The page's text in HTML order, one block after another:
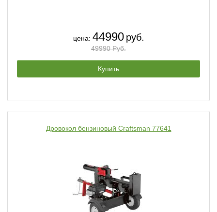
цена: 44990 руб.
49990 Руб.
Купить
Дровокол бензиновый Craftsman 77641